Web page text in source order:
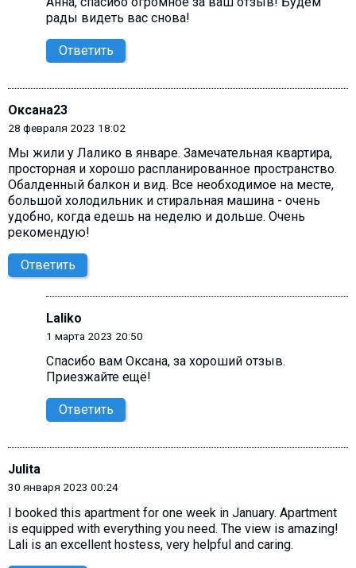
рады видеть вас снова!
Ответить
Оксана23
28 февраля 2023 18:02
Мы жили у Лалико в январе. Замечательная квартира,
просторная и хорошо распланированное пространство.
Обалденный балкон и вид. Все необходимое на месте,
большой холодильник и стиральная машина - очень
удобно, когда едешь на неделю и дольше. Очень
рекомендую!
Ответить
Laliko
1 марта 2023 20:50
Cпасибо вам Оксана, за хороший отзыв.
Приезжайте ещё!
Ответить
Julita
30 января 2023 00:24
I booked this apartment for one week in January. Apartment
is equipped with everything you need. The view is amazing!
Lali is an excellent hostess, very helpful and caring.